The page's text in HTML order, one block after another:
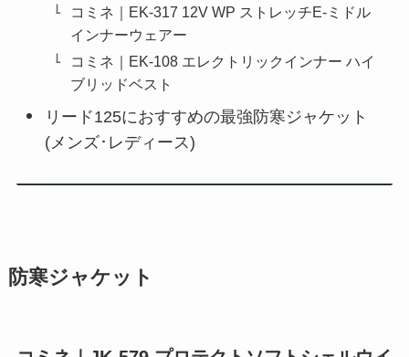
コミネ｜EK-317 12V WP ストレッチE-ミドル
インナーウェアー
コミネ｜EK-108 エレクトリックインナー ハイ
ブリッドベスト
リード125におすすめの最強防寒ジャケット
(メンズ･レディース)
防寒ジャケット